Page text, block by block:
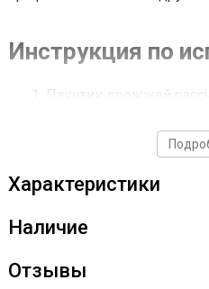
Инструкция по
Пакетик дрожжей
При использовании в
способны сбродить до
Перемешивать
Характеристики
Наличие
Отзывы